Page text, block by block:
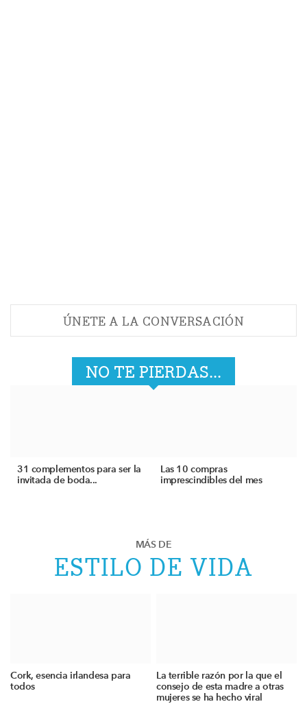
ÚNETE A LA CONVERSACIÓN
NO TE PIERDAS...
31 complementos para ser la
invitada de boda...
Las 10 compras
imprescindibles del mes
MÁS DE
ESTILO DE VIDA
Cork, esencia irlandesa para
todos
La terrible razón por la que el
consejo de esta madre a otras
mujeres se ha hecho viral